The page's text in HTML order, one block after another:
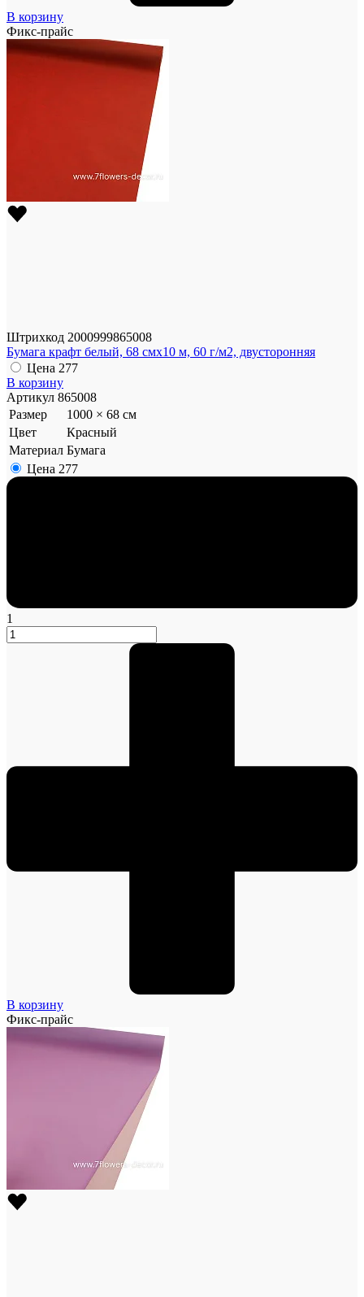
В корзину
Фикс-прайс
Штрихкод 2000999865008
Бумага крафт белый, 68 смx10 м, 60 г/м2, двусторонняя
Цена 277
В корзину
Артикул 865008
Размер
1000 × 68 см
Цвет
Красный
Материал Бумага
Цена 277
1
В корзину
Фикс-прайс